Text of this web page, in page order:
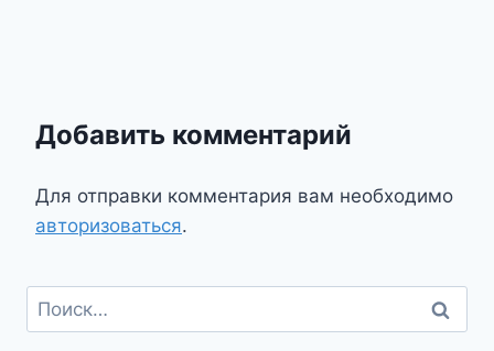
Добавить комментарий
Для отправки комментария вам необходимо
авторизоваться.
Найти: